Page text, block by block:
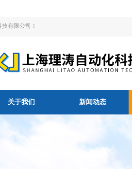
有限公司！
关于我们 新闻动态